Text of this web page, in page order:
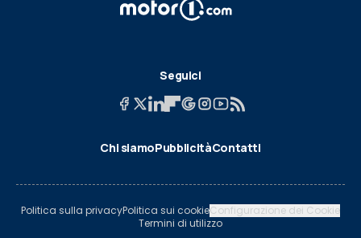
Seguici
Chi siamoPubblicitàContatti
Politica sulla privacyPolitica sui cookieConfigurazione dei Cookie
Termini di utilizzo